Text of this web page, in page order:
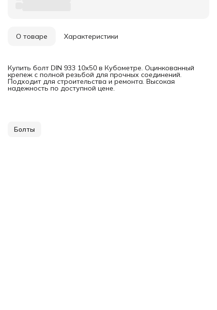
О товаре Характеристики
Купить болт DIN 933 10х50 в Кубометре. Оцинкованный
крепеж с полной резьбой для прочных соединений.
Подходит для строительства и ремонта. Высокая
надежность по доступной цене.
Болты